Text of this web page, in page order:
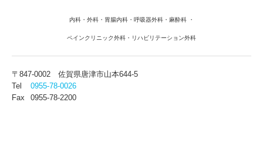
内科・外科・胃腸内科・呼吸器外科・麻酔科 ・
ペインクリニック外科・リハビリテーション外科
〒847-0002 佐賀県唐津市山本644-5
Tel
0955-78-0026
Fax
0955-78-2200